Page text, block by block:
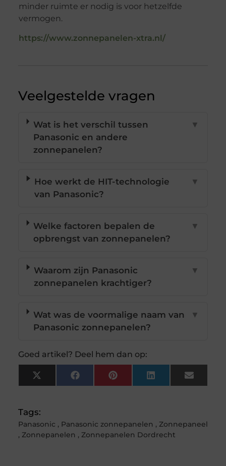
minder ruimte er nodig is voor hetzelfde
vermogen.
https://www.zonnepanelen-xtra.nl/
Veelgestelde vragen
Wat is het verschil tussen
Panasonic en andere
zonnepanelen?
▼
Hoe werkt de HIT-technologie
van Panasonic?
▼
Welke factoren bepalen de
opbrengst van zonnepanelen?
▼
Waarom zijn Panasonic
zonnepanelen krachtiger?
▼
Wat was de voormalige naam van
Panasonic zonnepanelen?
▼
Goed artikel? Deel hem dan op:
X
(Twitter)
FacebookPinterestLinkedInEmail
Tags:
Panasonic , Panasonic zonnepanelen , Zonnepaneel
, Zonnepanelen , Zonnepanelen Dordrecht